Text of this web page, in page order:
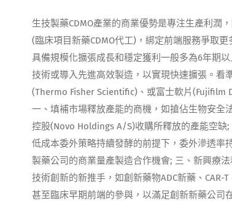
生技製藥CDMO產業的商業優勢是專注生產利潤
(臨床項目新藥CDMO代工)，綁定前端服務爭取
具備規模化擴張成長和穩定獲利一般多為6年期
技術或導入先進高效製造，以實現快速擴張。看
(Thermo Fisher Scientific)、或富士軟片(Fujifilm
一、填補市場釋放產能的商機，如搶佔生物安全
控股(Novo Holdings A/S)收購所釋放的產能空缺
低成本委外策略持續發酵的前提下，委外滲透率
製藥公司的商業量產製造合作機會; 三、新興療
技術創新的新推手，如創新藥物ADC新藥、
甚至臨床早期前端的參與，以滿足創新新藥公司